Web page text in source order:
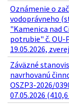
Oznámenie o
vodoprávneho
"Kamenica nad
potrubie" č. OU-
19.05.2026,
Záväzné
navrhovanú
OSZP3-2026/
07.05.2026